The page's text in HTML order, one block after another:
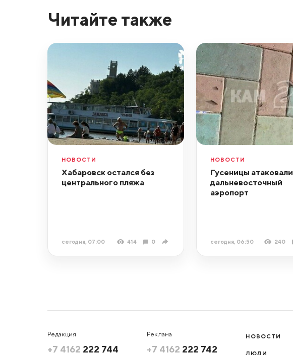
Читайте также
НОВОСТИ
Хабаровск остался без
центрального пляжа
сегодня, 07:00 414 0
НОВОСТИ
Гусеницы атаковали
дальневосточный
аэропорт
сегодня, 06:50 240
Редакция
+7 4162 222 744
Реклама
+7 4162 222 742
НОВОСТИ
ЛЮДИ